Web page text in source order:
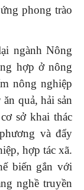
phong trào
ngành Nông
hợp ở nông
nông nghiệp
quả, hải sản
sở khai thác
và đẩy
hợp tác xã.
biến gắn với
nghề truyền